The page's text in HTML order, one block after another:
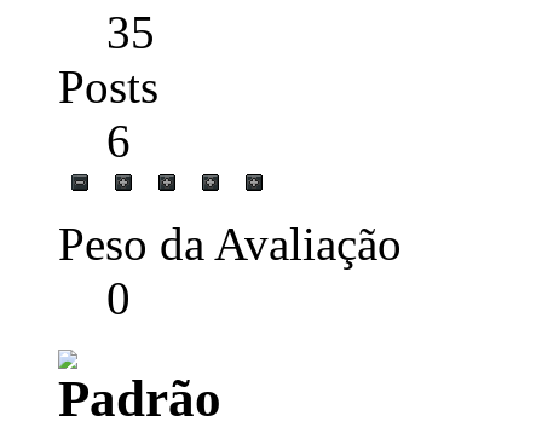
35
Posts
6
Peso da Avaliação
0